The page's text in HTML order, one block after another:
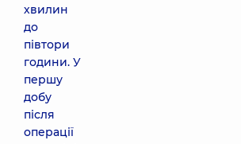
хвилин
до
півтори
години. У
першу
добу
після
операції